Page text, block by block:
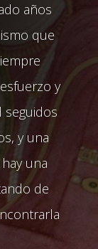
años
que
y
seguidos
y una
una
de